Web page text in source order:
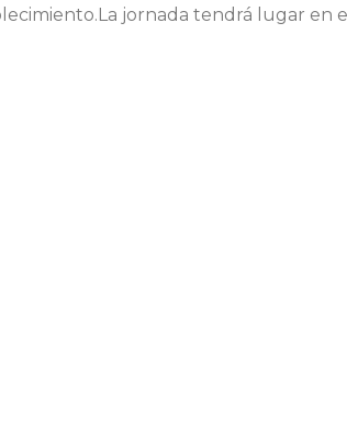
jornada tendrá lugar en